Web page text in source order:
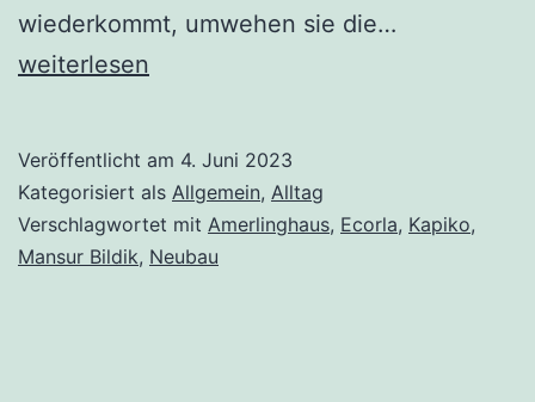
wiederkommt, umwehen sie die…
weiterlesen
Veröffentlicht am 4. Juni 2023
Kategorisiert als Allgemein, Alltag
Verschlagwortet mit Amerlinghaus, Ecorla, Kapiko,
Mansur Bildik, Neubau